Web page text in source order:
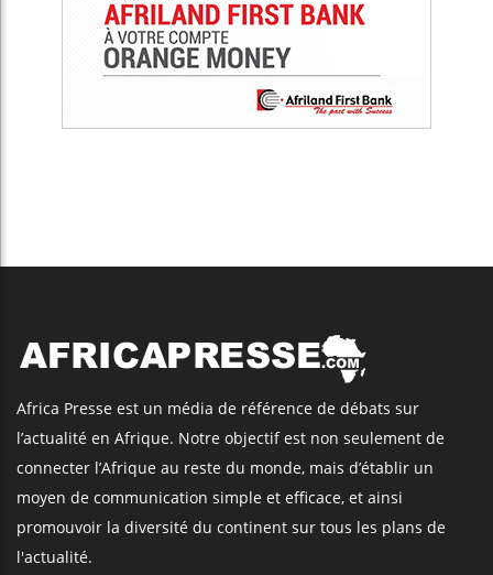
Africa Presse est un média de référence de débats sur
l’actualité en Afrique. Notre objectif est non seulement de
connecter l’Afrique au reste du monde, mais d’établir un
moyen de communication simple et efficace, et ainsi
promouvoir la diversité du continent sur tous les plans de
l'actualité.